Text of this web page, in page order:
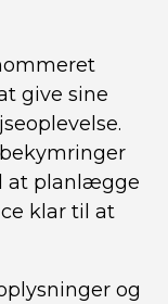
give sine
at planlægge
klar til at
og